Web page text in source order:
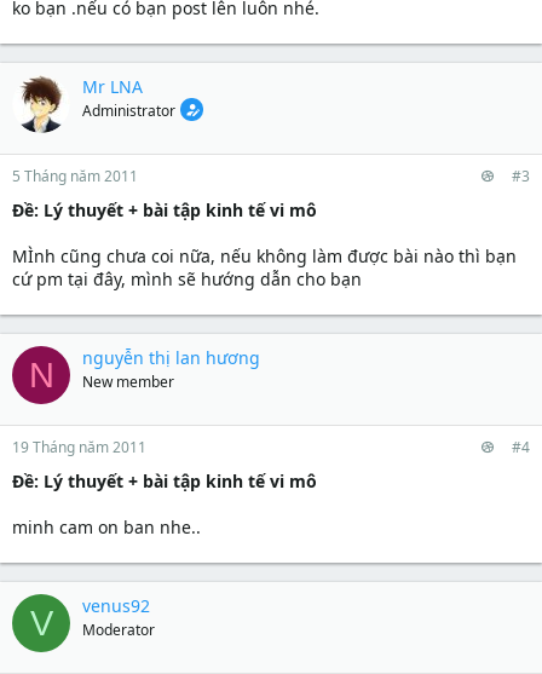
ko bạn .nếu có bạn post lên luôn nhé.
Mr LNA
Administrator
5 Tháng năm 2011 #3
Ðề: Lý thuyết + bài tập kinh tế vi mô
MÌnh cũng chưa coi nữa, nếu không làm được bài nào thì bạn
cứ pm tại đây, mình sẽ hướng dẫn cho bạn
N nguyễn thị lan hương
New member
19 Tháng năm 2011 #4
Ðề: Lý thuyết + bài tập kinh tế vi mô
minh cam on ban nhe..
V venus92
Moderator